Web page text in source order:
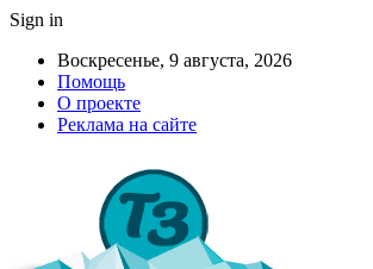
Sign in
Воскресенье, 9 августа, 2026
Помощь
О проекте
Реклама на сайте